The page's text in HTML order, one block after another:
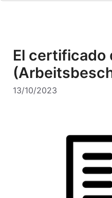
El certificado
13/10/2023